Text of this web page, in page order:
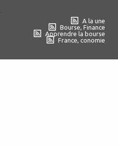
A la une
Bourse, Finance
Apprendre la bourse
France, conomie